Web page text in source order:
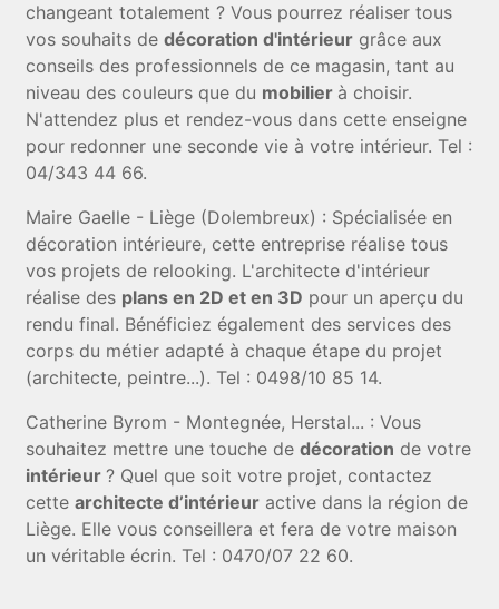
changeant totalement ? Vous pourrez réaliser tous
vos souhaits dedécoration d'intérieur grâce aux
conseils des professionnels de ce magasin, tant au
niveau des couleurs que du mobilier à choisir.
N'attendez plus et rendez-vous dans cette enseigne
pour redonner une seconde vie à votre intérieur. Tel :
04/343 44 66.
Maire Gaelle - Liège (Dolembreux) : Spécialisée en
décoration intérieure, cette entreprise réalise tous
vos projets de relooking. L'architecte d'intérieur
réalise des plans en 2D et en 3D pour un aperçu du
rendu final. Bénéficiez également des services des
corps du métier adapté à chaque étape du projet
(architecte, peintre...). Tel : 0498/10 85 14.
Catherine Byrom - Montegnée, Herstal... : Vous
souhaitez mettre une touche dedécoration de votre
intérieur? Quel que soit votre projet, contactez
cettearchitecte d’intérieur active dans la région de
Liège. Elle vous conseillera et fera de votre maison
un véritable écrin. Tel : 0470/07 22 60.